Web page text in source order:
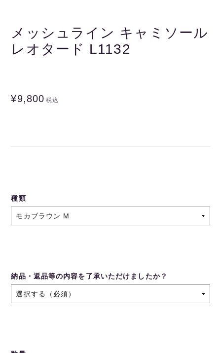
メッシュライン キャミソール
レオタード L1132
¥9,800 税込
種類
納品・返品等の内容を了承いただけましたか？